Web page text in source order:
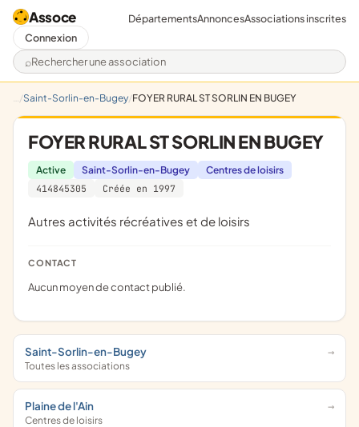
Assoce
Rechercher une association
DépartementsAnnoncesAssociations inscrites
Connexion
Saint-Sorlin-en-Bugey FOYER RURAL ST SORLIN EN BUGEY
FOYER RURAL ST SORLIN EN BUGEY
Active Saint-Sorlin-en-Bugey
Centres de loisirs
414845305
Créée en 1997
Autres activités récréatives et de loisirs
CONTACT
Aucun moyen de contact publié.
Saint-Sorlin-en-Bugey
Toutes les associations
Plaine de l'Ain
Centres de loisirs